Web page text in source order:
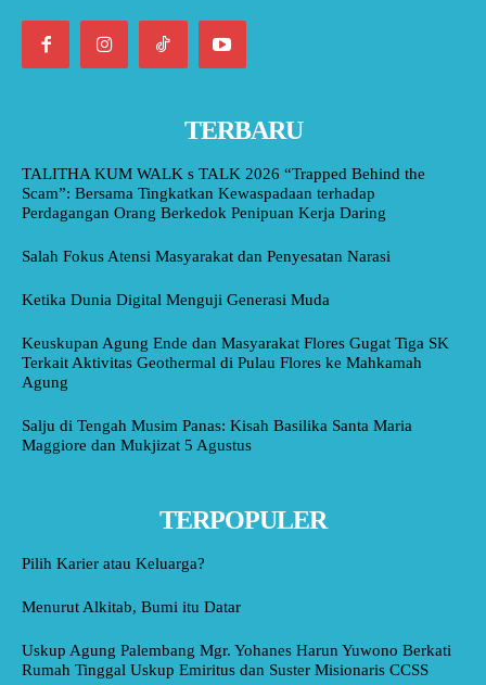
TERBARU
TALITHA KUM WALK s TALK 2026 “Trapped Behind the
Scam”: Bersama Tingkatkan Kewaspadaan terhadap
Perdagangan Orang Berkedok Penipuan Kerja Daring
Salah Fokus Atensi Masyarakat dan Penyesatan Narasi
Ketika Dunia Digital Menguji Generasi Muda
Keuskupan Agung Ende dan Masyarakat Flores Gugat Tiga SK
Terkait Aktivitas Geothermal di Pulau Flores ke Mahkamah
Agung
Salju di Tengah Musim Panas: Kisah Basilika Santa Maria
Maggiore dan Mukjizat 5 Agustus
TERPOPULER
Pilih Karier atau Keluarga?
Menurut Alkitab, Bumi itu Datar
Uskup Agung Palembang Mgr. Yohanes Harun Yuwono Berkati
Rumah Tinggal Uskup Emiritus dan Suster Misionaris CCSS